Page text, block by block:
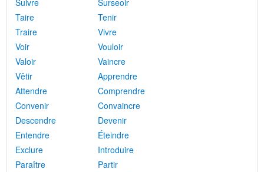
Suivre
Surseoir
Taire
Tenir
Traire
Vivre
Voir
Vouloir
Valoir
Vaincre
Vêtir
Apprendre
Attendre
Comprendre
Convenir
Convaincre
Descendre
Devenir
Entendre
Éteindre
Exclure
Introduire
Paraître
Partir